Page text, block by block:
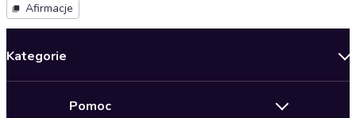
Afirmacje
Kategorie
Pomoc